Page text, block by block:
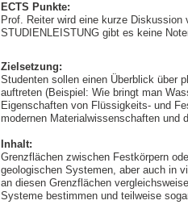
ECTS Punkte:
Prof. Reiter wird eine kurze
STUDIENLEISTUNG gibt es keine
Zielsetzung:
Studenten sollen einen Überblick über
auftreten (Beispiel: Wie bringt man
Eigenschaften von Flüssigkeits- und
modernen Materialwissenschaften und
Inhalt:
Grenzflächen zwischen Festkörpern
geologischen Systemen, aber auch in
an diesen Grenzflächen
Systeme bestimmen und teilweise